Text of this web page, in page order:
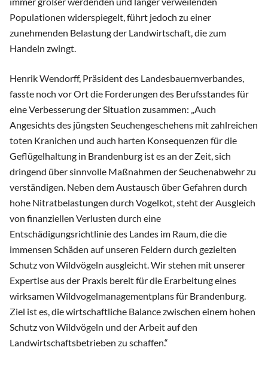
Populationen widerspiegelt, führt jedoch zu einer
zunehmenden Belastung der Landwirtschaft, die zum
Handeln zwingt.
Henrik Wendorff, Präsident des Landesbauernverbandes,
fasste noch vor Ort die Forderungen des Berufsstandes für
eine Verbesserung der Situation zusammen: „Auch
Angesichts des jüngsten Seuchengeschehens mit zahlreichen
toten Kranichen und auch harten Konsequenzen für die
Geflügelhaltung in Brandenburg ist es an der Zeit, sich
dringend über sinnvolle Maßnahmen der Seuchenabwehr zu
verständigen. Neben dem Austausch über Gefahren durch
hohe Nitratbelastungen durch Vogelkot, steht der Ausgleich
von finanziellen Verlusten durch eine
Entschädigungsrichtlinie des Landes im Raum, die die
immensen Schäden auf unseren Feldern durch gezielten
Schutz von Wildvögeln ausgleicht. Wir stehen mit unserer
Expertise aus der Praxis bereit für die Erarbeitung eines
wirksamen Wildvogelmanagementplans für Brandenburg.
Ziel ist es, die wirtschaftliche Balance zwischen einem hohen
Schutz von Wildvögeln und der Arbeit auf den
Landwirtschaftsbetrieben zu schaffen.“